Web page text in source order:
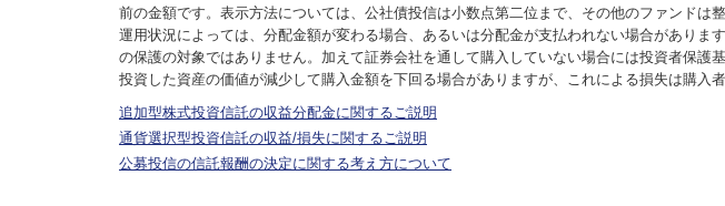
前の金額です。表示方法については、公社債投信は小数点第二位まで、その他のファンドは
運用状況によっては、分配金額が変わる場合、あるいは分配金が支払われない場合があり
の保護の対象ではありません。加えて証券会社を通して購入していない場合には投資者保護
投資した資産の価値が減少して購入金額を下回る場合がありますが、これによる損失は購入
追加型株式投資信託の収益分配金に関するご説明
通貨選択型投資信託の収益/損失に関するご説明
公募投信の信託報酬の決定に関する考え方について